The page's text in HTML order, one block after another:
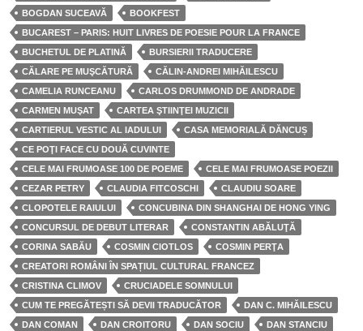
BOGDAN SUCEAVĂ
BOOKFEST
BUCAREST – PARIS: HUIT LIVRES DE POESIE POUR LA FRANCE
BUCHETUL DE PLATINĂ
BURSIERII TRADUCERE
CĂLARE PE MUŞCĂTURĂ
CĂLIN-ANDREI MIHĂILESCU
CAMELIA RUNCEANU
CARLOS DRUMMOND DE ANDRADE
CARMEN MUŞAT
CARTEA ŞTIINŢEI MUZICII
CARTIERUL VESTIC AL IADULUI
CASA MEMORIALĂ DĂNCUȘ
CE POŢI FACE CU DOUĂ CUVINTE
CELE MAI FRUMOASE 100 DE POEME
CELE MAI FRUMOASE POEZII
CEZAR PETRY
CLAUDIA FITCOSCHI
CLAUDIU SOARE
CLOPOTELE RAIULUI
CONCUBINA DIN SHANGHAI DE HONG YING
CONCURSUL DE DEBUT LITERAR
CONSTANTIN ABĂLUŢĂ
CORINA SABĂU
COSMIN CIOTLOS
COSMIN PERŢA
CREATORI ROMÂNI ÎN SPAȚIUL CULTURAL FRANCEZ
CRISTINA CLIMOV
CRUCIADELE SOMNULUI
CUM TE PREGĂTEȘTI SĂ DEVII TRADUCĂTOR
DAN C. MIHĂILESCU
DAN COMAN
DAN CROITORU DAN SOCIU
DAN STANCIU